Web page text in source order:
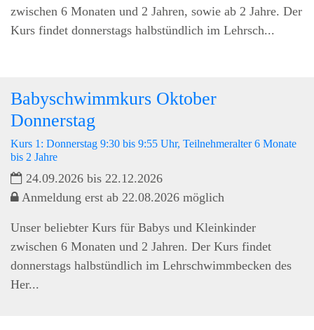
zwischen 6 Monaten und 2 Jahren, sowie ab 2 Jahre. Der
Kurs findet donnerstags halbstündlich im Lehrsch...
Babyschwimmkurs Oktober
Donnerstag
Kurs 1: Donnerstag 9:30 bis 9:55 Uhr, Teilnehmeralter 6 Monate
bis 2 Jahre
24.09.2026 bis 22.12.2026
Anmeldung erst ab 22.08.2026 möglich
Unser beliebter Kurs für Babys und Kleinkinder
zwischen 6 Monaten und 2 Jahren. Der Kurs findet
donnerstags halbstündlich im Lehrschwimmbecken des
Her...